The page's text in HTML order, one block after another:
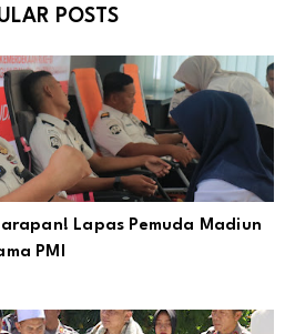
POSTS
Lapas Pemuda Madiun
PMI